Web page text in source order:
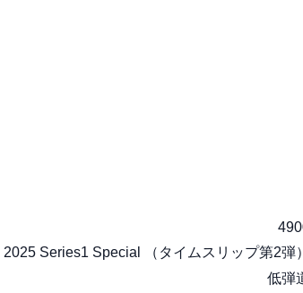
2025 Series1 Special （タイムスリップ第2弾
低弾